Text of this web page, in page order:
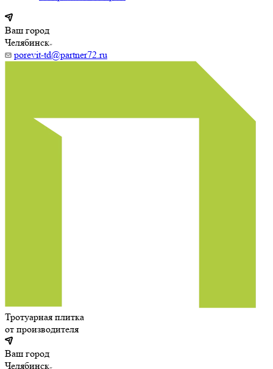
Ваш город
Челябинск
porevit-td@partner72.ru
Тротуарная плитка
от производителя
Ваш город
Челябинск